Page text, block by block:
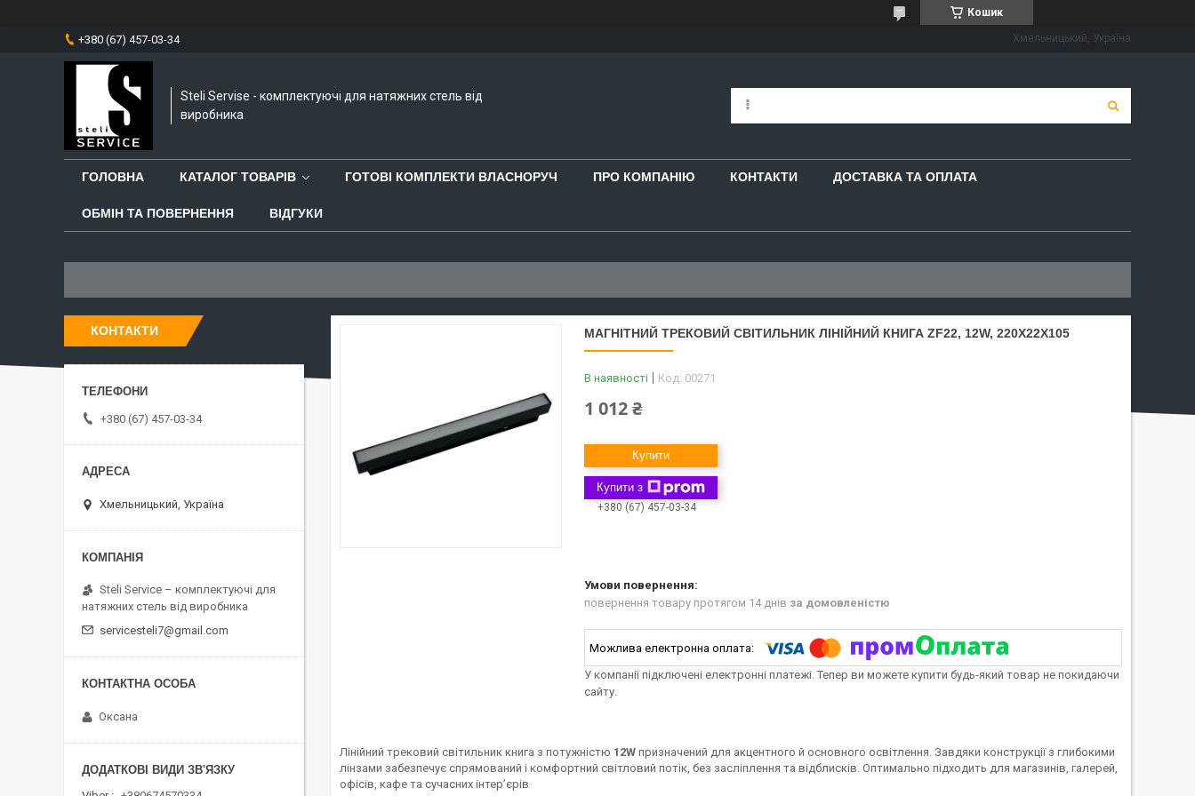
Кошик
+380 (67) 457-03-34 Хмельницький, Україна
Steli Servise - комплектуючі для натяжних стель від
виробника
ГОЛОВНА КАТАЛОГ ТОВАРІВ ГОТОВІ КОМПЛЕКТИ ВЛАСНОРУЧ ПРО КОМПАНІЮ КОНТАКТИ ДОСТАВКА ТА ОПЛАТА
ОБМІН ТА ПОВЕРНЕННЯ ВІДГУКИ
МАГНІТНИЙ ТРЕКОВИЙ СВІТИЛЬНИК ЛІНІЙНИЙ КНИГА ZF22, 12W, 220X22X105
В наявності Код: 00271
1 012 ₴
Купити
Купити з
+380 (67) 457-03-34
повернення товару протягом 14 днів за домовленістю
У компанії підключені електронні платежі. Тепер ви можете купити будь-який товар не покидаючи
сайту.
Лінійний трековий світильник книга з потужністю 12W призначений для акцентного й основного освітлення. Завдяки конструкції з глибокими
лінзами забезпечує спрямований і комфортний світловий потік, без засліплення та відблисків. Оптимально підходить для магазинів, галерей,
офісів, кафе та сучасних інтер’єрів
КОНТАКТИ
+380 (67) 457-03-34
Хмельницький, Україна
Steli Service – комплектуючі для
натяжних стель від виробника
servicesteli7@gmail.com
Оксана